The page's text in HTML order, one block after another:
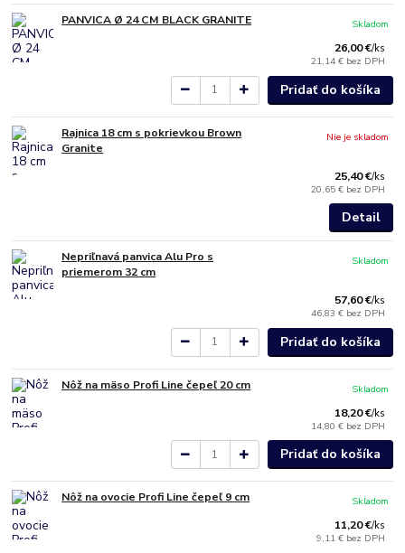
PANVICA Ø 24 CM BLACK GRANITE
26,00 €/ks
21,14 € bez DPH
Skladom
Pridať do košíka
Rajnica 18 cm s pokrievkou Brown
Granite
25,40 €/ks
20,65 € bez DPH
Nie je skladom
Detail
Nepriľnavá panvica Alu Pro s
priemerom 32 cm
57,60 €/ks
46,83 € bez DPH
Skladom
Pridať do košíka
Nôž na mäso Profi Line čepeľ 20 cm
18,20 €/ks
14,80 € bez DPH
Skladom
Pridať do košíka
Nôž na ovocie Profi Line čepeľ 9 cm
11,20 €/ks
9,11 € bez DPH
Skladom